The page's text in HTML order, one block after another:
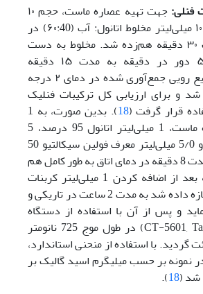
فنلی:
جهت تهیه عصاره ماست، حجم ۱۰
میلی‌لیتر ماست با ۱۰ میلی‌لیتر مخلوط اتانول: آب (۶۰:40) در
دمای اتاق به مدت ۳۰ دقیقه هم‌زده شد. مخلوط به دست
آمده در دور ۵۰۰۰ دور در دقیقه به مدت ۱۵ دقیقه
سانتریفیوژ شد. مایع رویی جمع‌آوری شده در دمای ۲ درجه
و برای ارزیابی کل ترکیبات فنلیک
قرار گرفت (18
). بدین صورت، به 1
میلی‌لیتر از عصاره ماست، 1 میلی‌لیتر اتانول 95 درصد، 5
میلی‌لیتر آب مقطر و 5/0 میلی‌لیتر معرف فولین سیکالتیو 50
درصد اضافه و به مدت 8 دقیقه در دمای اتاق به طور کامل هم
زده شد. در ادامه بعد از اضافه کردن 1 میلی‌لیتر کربنات
سدیم 50 درصد اجازه داده شد به مدت 2 ساعت در تاریکی و
و پس از آن با استفاده از دستگاه
اسپکترومتر (CT-5601, Taiwan) در طول موج 725 نانومتر
با استفاده از منحنی استاندارد،
نمونه بر حسب میلی­گرم اسید گالیک بر
شد (18
).